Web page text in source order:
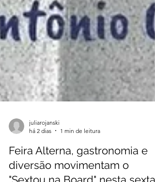
juliarojanski
há 2 dias
1 min de leitura